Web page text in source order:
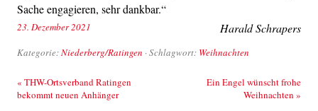
Sache engagieren, sehr dankbar.“
Harald Schrapers
23. Dezember 2021
Kategorie:Niederberg/Ratingen · Schlagwort: Weihnachten
Beitrags-Navigation
« THW-Ortsverband Ratingen
bekommt neuen Anhänger
Ein Engel wünscht frohe
Weihnachten »